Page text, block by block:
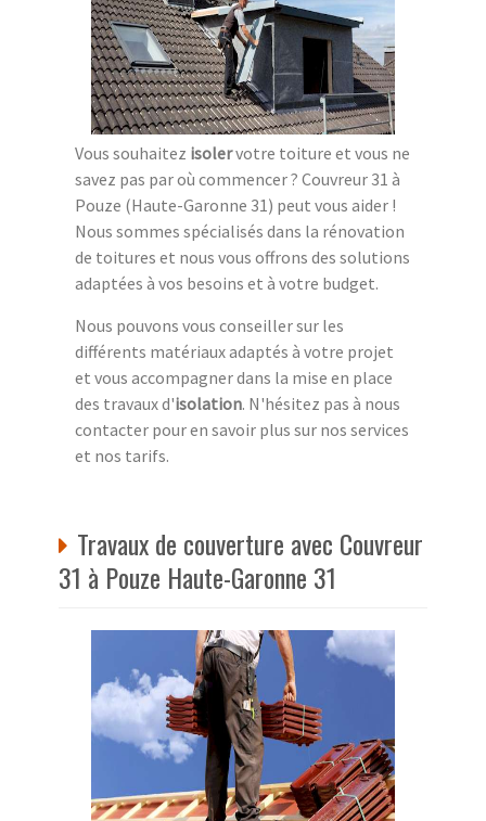
Vous souhaitez isolervotre toiture et vous ne
savez pas par où commencer ? Couvreur 31 à
Pouze (Haute-Garonne 31) peut vous aider !
Nous sommes spécialisés dans la rénovation
de toitures et nous vous offrons des solutions
adaptées à vos besoins et à votre budget.
Nous pouvons vous conseiller sur les
différents matériaux adaptés à votre projet
et vous accompagner dans la mise en place
des travaux d'isolation. N'hésitez pas à nous
contacter pour en savoir plus sur nos services
et nos tarifs.
Travaux de couverture avec Couvreur
31 à Pouze Haute-Garonne 31